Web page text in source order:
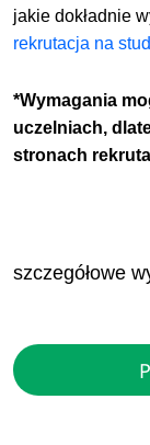
jakie dokładnie
rekrutacja na
*Wymagania
uczelniach,
stronach
szczegółowe